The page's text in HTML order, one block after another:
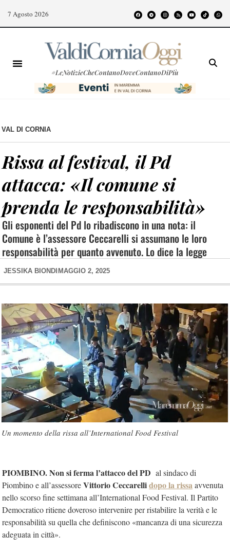
7 Agosto 2026
#LeNotizieCheContanoDoveContanoDiPiù
VAL DI CORNIA
Rissa al festival, il Pd
attacca: «Il comune si
prenda le responsabilità»
Gli esponenti del Pd lo ribadiscono in una nota: il
Comune è l’assessore Ceccarelli si assumano le loro
responsabilità per quanto avvenuto. Lo dice la legge
JESSIKA BIONDI MAGGIO 2, 2025
Un momento della rissa all’International Food Festival
PIOMBINO. Non si ferma l’attacco del PD al sindaco di
Piombino e all’assessoreVittorio Ceccarellidopo la rissaavvenuta
nello scorso fine settimana all’International Food Festival. Il Partito
Democratico ritiene doveroso intervenire per ristabilire la verità e le
responsabilità su quella che definiscono «mancanza di una sicurezza
adeguata in città».